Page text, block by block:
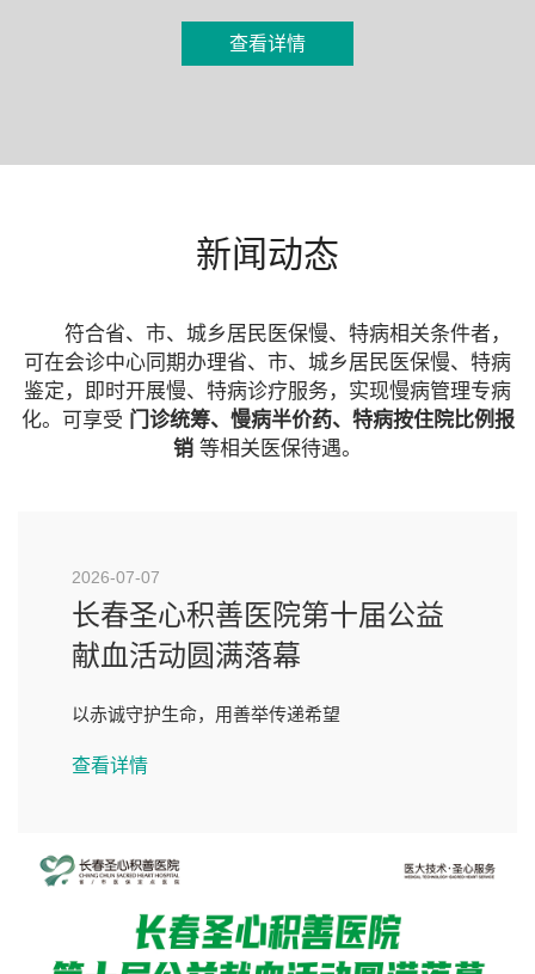
查看详情
新闻动态
符合省、市、城乡居民医保慢、特病相关条件者，
可在会诊中心同期办理省、市、城乡居民医保慢、特病
鉴定，即时开展慢、特病诊疗服务，实现慢病管理专病
化。可享受 门诊统筹、慢病半价药、特病按住院比例报
销 等相关医保待遇。
慢特病便民门诊 实行网上
挂号
便捷就医新升级